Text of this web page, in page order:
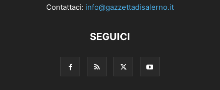
Contattaci: info@gazzettadisalerno.it
SEGUICI